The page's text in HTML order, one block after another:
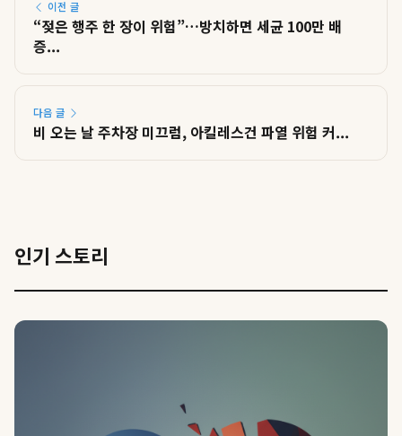
이전 글
“젖은 행주 한 장이 위험”…방치하면 세균 100만 배
증...
다음 글
비 오는 날 주차장 미끄럼, 아킬레스건 파열 위험 커...
인기 스토리